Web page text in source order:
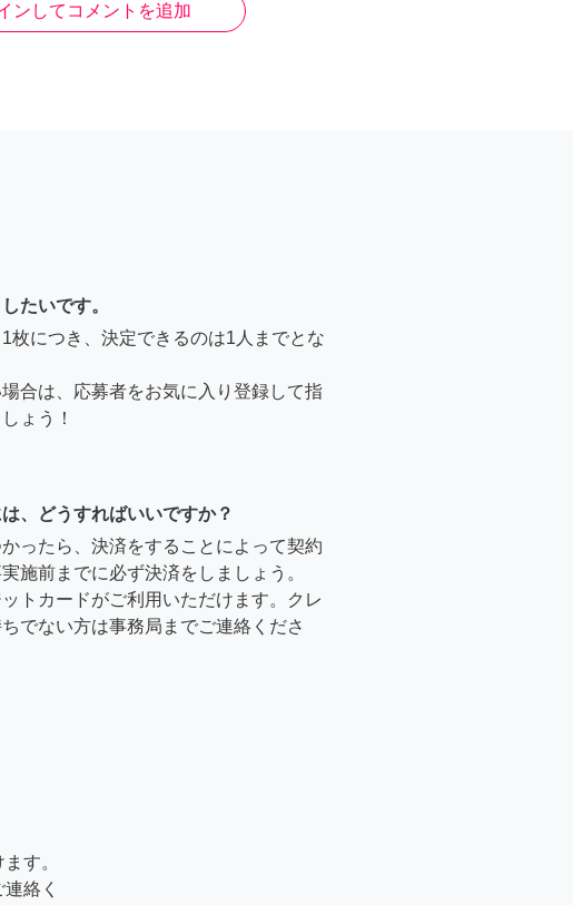
ンしてコメントを追加
たいです。
枚につき、決定できるのは1人までとな
合は、応募者をお気に入り登録して指
ょう！
、どうすればいいですか？
ったら、決済をすることによって契約
施前までに必ず決済をしましょう。
トカードがご利用いただけます。クレ
でない方は事務局までご連絡くださ
す。
絡く